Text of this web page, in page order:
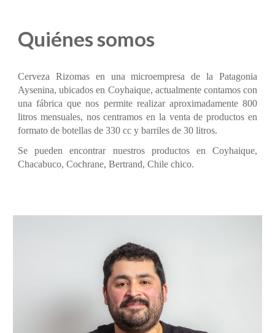
Quiénes somos
Cerveza Rizomas en una microempresa de la Patagonia
Aysenina, ubicados en Coyhaique, actualmente contamos con
una fábrica que nos permite realizar aproximadamente 800
litros mensuales, nos centramos en la venta de productos en
formato de botellas de 330 cc y barriles de 30 litros.
Se pueden encontrar nuestros productos en Coyhaique,
Chacabuco, Cochrane, Bertrand, Chile chico.